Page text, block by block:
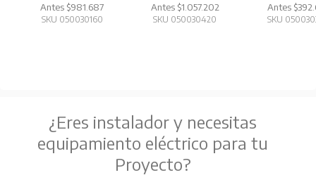
Antes $981.687
SKU 050030160
Antes $1.057.202
SKU 050030420
Antes
SKU
¿Eres instalador y necesitas
equipamiento eléctrico para tu
Proyecto?